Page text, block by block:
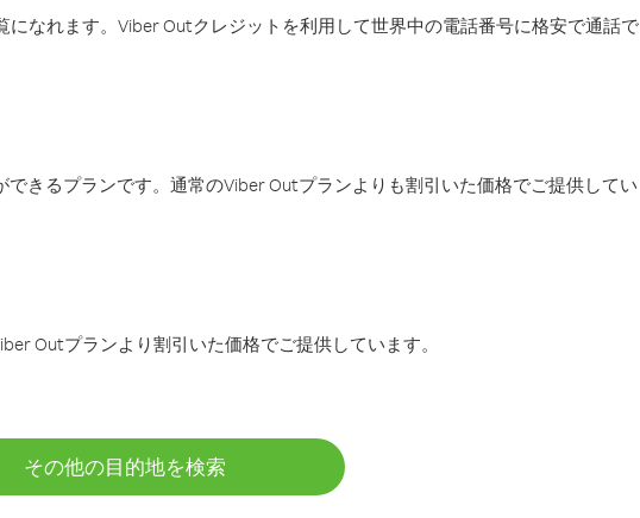
なれます。Viber Outクレジットを利用して世界中の電話番号に格安で通話で
きるプランです。通常のViber Outプランよりも割引いた価格でご提供してい
Outプランより割引いた価格でご提供しています。
その他の目的地を検索